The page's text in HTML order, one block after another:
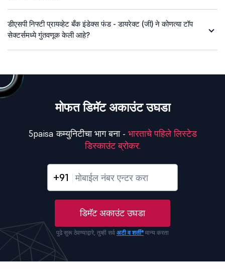
डीएसपी निफ्टी प्रायव्हेट बँक इंडेक्स फंड - डायरेक्ट (जी) ने कोणत्या टॉप
सेक्टर्समध्ये गुंतवणूक केली आहे?
मोफत डिमॅट अकाउंट उघडा
5paisa कम्युनिटीचा भाग बना - भारताचे पहिले लिस्टेड
डिस्काउंट ब्रोकर.
+91
डिमॅट अकाउंट उघडा
पुढे सुरू ठेवण्याद्वारे, तुम्ही सर्व अटी व शर्ती*मान्य करता